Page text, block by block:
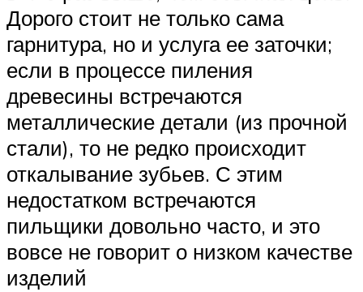
Дорого стоит не только сама
гарнитура, но и услуга ее заточки;
если в процессе пиления
древесины встречаются
металлические детали (из прочной
стали), то не редко происходит
откалывание зубьев. С этим
недостатком встречаются
пильщики довольно часто, и это
вовсе не говорит о низком качестве
изделий